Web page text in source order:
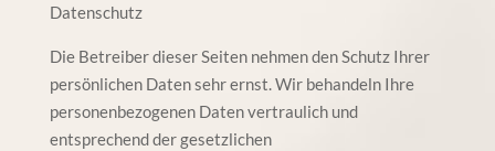
Datenschutz
Die Betreiber dieser Seiten nehmen den Schutz Ihrer
persönlichen Daten sehr ernst. Wir behandeln Ihre
personenbezogenen Daten vertraulich und
entsprechend der gesetzlichen